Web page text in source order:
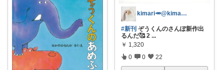
kimari🥕@kimari___ia
#新刊 ぞうくんのさんぽ新作出
るんだ🥰 2 ...
￥ 1,320
0 0 22